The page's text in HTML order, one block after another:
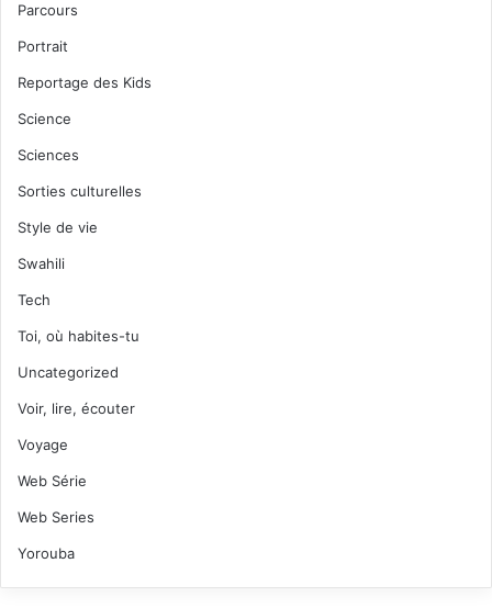
Parcours
Portrait
Reportage des Kids
Science
Sciences
Sorties culturelles
Style de vie
Swahili
Tech
Toi, où habites-tu
Uncategorized
Voir, lire, écouter
Voyage
Web Série
Web Series
Yorouba